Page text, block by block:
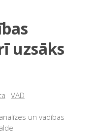
uzsāks
VAD
un vadības